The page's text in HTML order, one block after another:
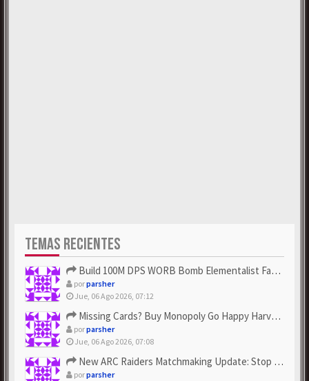
TEMAS RECIENTES
Build 100M DPS WORB Bomb Elementalist Fast - Grab POE Curren...
porparsher
Jue, 06 Ago 2026, 07:12
Missing Cards? Buy Monopoly Go Happy Harvest with Looney Tun...
porparsher
Jue, 06 Ago 2026, 07:08
New ARC Raiders Matchmaking Update: Stop Failed - Grab Bluep...
porparsher